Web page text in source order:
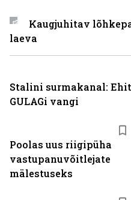
Poolas uus riigipüha
vastupanuvõitlejate
mälestuseks
Kaugjuhitav
laeva
Stalini surmakanal:
GULAGi vangi